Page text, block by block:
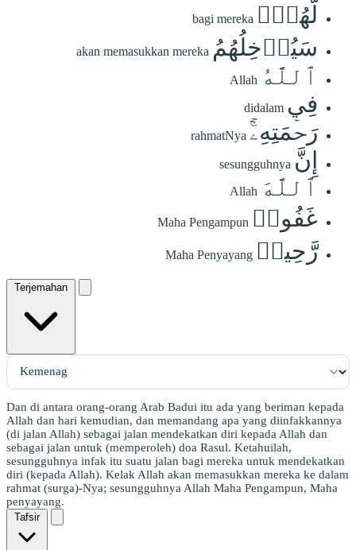
لَّهُمۡۚ bagi mereka
سَيُدۡخِلُهُمُ akan memasukkan mereka
ٱللَّهُ Allah
فِي didalam
رَحۡمَتِهِۦٓۚ rahmatNya
إِنَّ sesungguhnya
ٱللَّهَ Allah
غَفُورٞ Maha Pengampun
رَّحِيمٞ Maha Penyayang
Terjemahan
Dan di antara orang-orang Arab Badui itu ada yang beriman kepada
Allah dan hari kemudian, dan memandang apa yang diinfakkannya
(di jalan Allah) sebagai jalan mendekatkan diri kepada Allah dan
sebagai jalan untuk (memperoleh) doa Rasul. Ketahuilah,
sesungguhnya infak itu suatu jalan bagi mereka untuk mendekatkan
diri (kepada Allah). Kelak Allah akan memasukkan mereka ke dalam
rahmat (surga)-Nya; sesungguhnya Allah Maha Pengampun, Maha
penyayang.
Tafsir